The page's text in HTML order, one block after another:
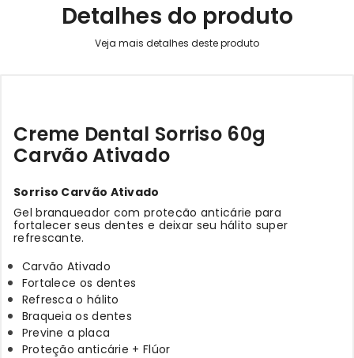
Detalhes do produto
Creme Dental Sorriso 60g
Carvão Ativado
Sorriso Carvão Ativado
Gel branqueador com proteção anticárie para
fortalecer seus dentes e deixar seu hálito super
refrescante.
Carvão Ativado
Fortalece os dentes
Refresca o hálito
Braqueia os dentes
Previne a placa
Proteção anticárie + Flúor